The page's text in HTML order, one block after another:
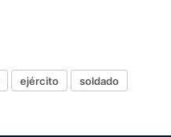
ejército
soldado